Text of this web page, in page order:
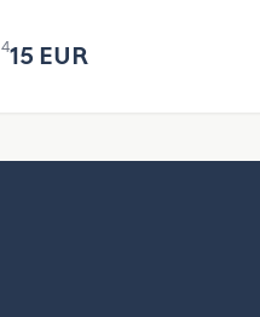
415 EUR